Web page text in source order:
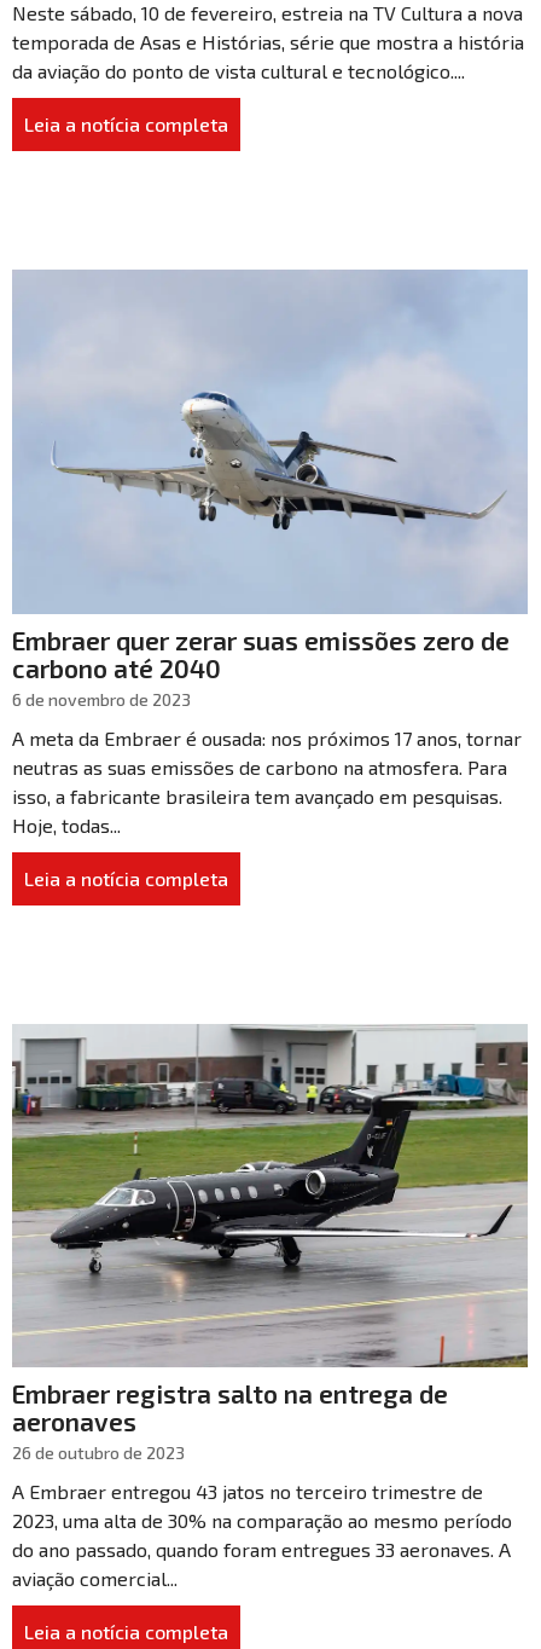
Neste sábado, 10 de fevereiro, estreia na TV Cultura a nova
temporada de Asas e Histórias, série que mostra a história
da aviação do ponto de vista cultural e tecnológico....
Leia a notícia completa
Embraer quer zerar suas emissões zero de
carbono até 2040
6 de novembro de 2023
A meta da Embraer é ousada: nos próximos 17 anos, tornar
neutras as suas emissões de carbono na atmosfera. Para
isso, a fabricante brasileira tem avançado em pesquisas.
Hoje, todas...
Leia a notícia completa
Embraer registra salto na entrega de
aeronaves
26 de outubro de 2023
A Embraer entregou 43 jatos no terceiro trimestre de
2023, uma alta de 30% na comparação ao mesmo período
do ano passado, quando foram entregues 33 aeronaves. A
aviação comercial...
Leia a notícia completa